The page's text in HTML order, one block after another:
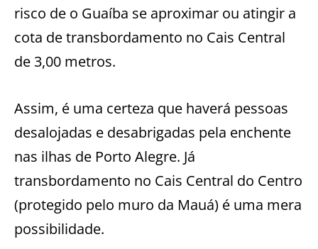
risco de o Guaíba se aproximar ou atingir a
cota de transbordamento no Cais Central
de 3,00 metros.
Assim, é uma certeza que haverá pessoas
desalojadas e desabrigadas pela enchente
nas ilhas de Porto Alegre. Já
transbordamento no Cais Central do Centro
(protegido pelo muro da Mauá) é uma mera
possibilidade.